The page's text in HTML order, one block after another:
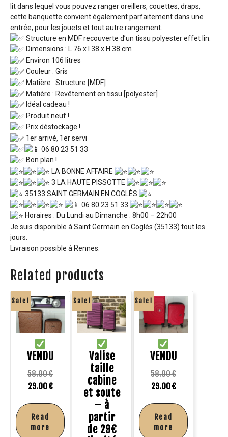
lit dans lequel vous pouvez ranger oreillers, couettes, draps,
cette banquette convient également parfaitement dans une
entrée, pour les jouets et tout autre rangement.
Structure en MDF recouverte d’un tissu polyester effet lin.
Dimensions : L 76 x l 38 x H 38 cm
Environ 106 litres
Couleur : Gris
Matière : Structure [MDF]
Matière : Revêtement en tissu [polyester]
Idéal cadeau !
Produit neuf !
Prix déstockage !
1er arrivé, 1er servi
06 80 23 51 33
Bon plan !
LA BONNE AFFAIRE
3 LA HAUTE PISSOTTE
35133 SAINT GERMAIN EN COGLÈS
06 80 23 51 33
Horaires : Du Lundi au Dimanche : 8h00 – 22h00
Je suis disponible à Saint Germain en Coglès (35133) tout les
jours.
Livraison possible à Rennes.
Related products
Sale!
VENDU
58.00€
29.00€
Read
more
Sale!
Valise
taille
cabine
et soute
– à
partir
de 29€
Sale!
VENDU
58.00€
29.00€
Read
more